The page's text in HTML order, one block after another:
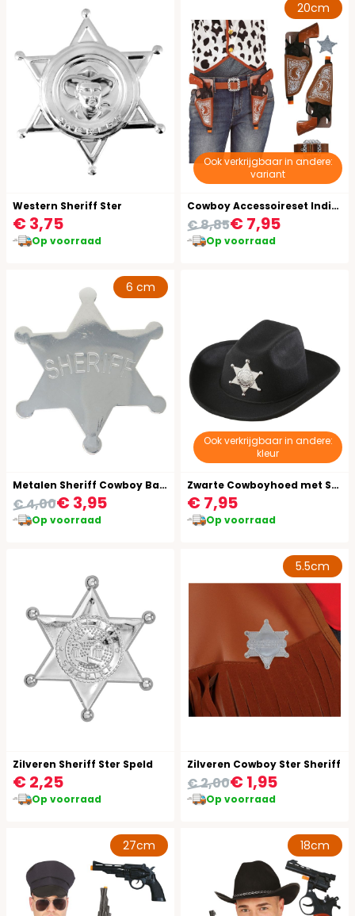
Western Sheriff Ster
€ 3,75
Op voorraad
Ook verkrijgbaar in andere:
variant
20cm
Cowboy Accessoireset Indianen Embleem 4-Delig
€ 7,95
€ 8,85
Op voorraad
6 cm
Metalen Sheriff Cowboy Badge
€ 3,95
€ 4,00
Op voorraad
Ook verkrijgbaar in andere:
kleur
Zwarte Cowboyhoed met Sheriff Ster Kind
€ 7,95
Op voorraad
Zilveren Sheriff Ster Speld
€ 2,25
Op voorraad
5.5cm
Zilveren Cowboy Ster Sheriff
€ 1,95
€ 2,00
Op voorraad
27cm 18cm